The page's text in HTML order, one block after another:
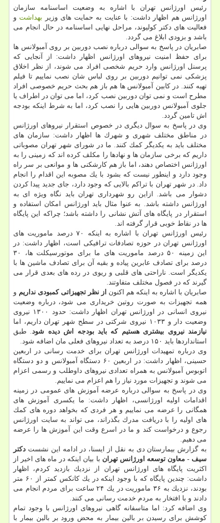
رئیس اورژانس تهران با اشاره به وضعیت اساسنامه سازمان
اورژانس هم اظهار داشت: با عنایت به حمایت های وزیر بهداشت و
فعالیت های دكتر كولیوند، مراحل نهایی اساسنامه در حال انجام می
باشد و بزودی ابلاغ می گردد.
صابریان در پاسخ به سوالی درباره نصب دوربین بر روی آمبولانس ها
برای حفظ امنیت نیروهای اورژانس اظهار داشت: از آنجایی كه
پرسنل اورژانس وارد حریم شخصی افراد می شوند، از نظر اخلاق
پزشكی نمی توانیم دوربین بر روی لباس شان نصب نماییم تا فیلم
تهیه كنند. در كابین آمبولانس ها هم باز هم بحث حریم خصوصی افراد
مطرح است و نمی توان دوربین نصب كرد، اما می توان در اطراف یا
جلوی آمبولانس دوربین هایی را نصب كرد، اما به شرط اینكه بودجه
اش تامین گردد.
وی در پاسخ به سوال دیگری در خصوص استقرار نیروهای اورژانس
در مناطق مختلف شهری و شهرك ها اظهار داشت: سازمان های
مختلف باید به یكدیگر كمك كنند. ما در شورای شهر تهران مصوباتی
داریم كه برخی سازمان ها و نهادها را مكلف كرده اند كه زمینی را به
اورژانس اختصاص دهند، اما باز هم كارشكنی ها و موانعی بر سر راه
وجود دارد و اینطور نیست كه بشود با یك مصوبه این اقدام را انجام
داد. در شهر تهران با تراكم بالایی كه وجود دارد، جای جدید پیدا كردن
دشوار می باشد. ازاین رو شهرداری تهران باید نگاه ویژه ای به
اورژانس داشته باشد. به عنوا مثال باید اورژانس امكان استفاده و
استقرار در پایگاه های آتش نشانی را داشته باشد؛ چراكه این پایگاه
ها در نقاط خوبی قرار گرفته اند.
رئیس اورژانس تهران با اشاره به اینكه ۷۰ درصد ماموریت های
اورژانس تهران در حوزه تصادفات ترافیكی است، اظهار داشت: در
این زمینه ۵۰ درصد ماموریت های ما برای موتورسیكلت ها، ۳۰
درصد برای تصادف عابرین پیاده و بقیه آن برای تصادف ماشین ها با
یكدیگر است. ناراحتی های قلبی و ریوی در رده های بعدی قرار می
گیرند كه در فصول مختلف متفاوتند.
صابریان با اشاره به اینكه هم اكنون از نظر تجهیزاتی كمبودی نداریم و
همه تجهیزات به صورت روتین خریداری می شود، درباره وضعیت
نیروی انسانی در اورژانس تهران اظهار داشت: حدود ۱۳۰۰ نیروی
وضعیت دار و ۱۰۳۳ نیروی شركتی در سطح شهر تهران داریم، اما
نیازمند نیروی بیشتری هستیم كه باید بودجه اش دیده شود. طبق
استانداردها باید ۱۵۰ درصد به تعداد نیروهای فعلی مان اضافه شود.
وی درباره تمهیدات اورژانس تهران برای خدمت رسانی در اربعین
حسینی، اظهار داشت: در اربعین ۶۰ دستگاه آمبولانس و دو دستگاه
اتوبوس آمبولانس به همراه تعدادی نیروهای داوطلب و رسمی اعزام
می شوند و تجهیزات مورد نیاز را هم اعزام می نماییم.
وی در پاسخ به سوالی درباره عرضه آموزش های عمومی در زمینه
اقدامات اولیه اورژانسی، اظهار داشت: ما یكسری آموزش های
همگانی را عرضه می نماییم و هر فردی كه بخواهد دوره های كمك
های اولیه را با دریافت مدرك بگذراند، می تواند به سایت اورژانس
رجوع و درخواست كند و ما در اسرع وقت این آموزش ها را عرضه
می دهیم.
به گزارش بیمارستان دی به نقل از ایسنا، در ادامه این نشست دكتر
سیف - معاون توسعه اورژانس تهران با بیان اینكه در ماه های اخیر از
اكثریت پایگاه های اورژانس تهران از نزدیك بازدید كردم، اظهار
داشت: چندین پایگاه كه با وجود اینكه در یك كانكس كمتر از ۶۰ متر
بودند، نزدیك به ۳۶ ماموریت در یك ۲۴ ساعت برای مردم انجام می
دادند و با افتخار به مردم خدمت رسانی می كنند.
وی اضافه كرد: اما متاسفانه گاهی نیروهای اورژانس با وجود تمام
كوشش برای رسیدن بر بالین بیمار به محض ورود بر بالین بیمار با